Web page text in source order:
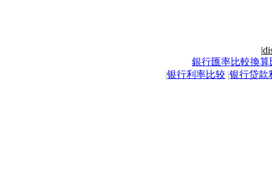
|
銀行匯率比較換算
|银行利率比较 |银行贷款